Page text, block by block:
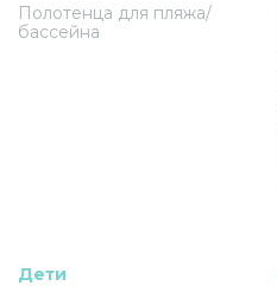
Полотенца для пляжа/
бассейна
Дети